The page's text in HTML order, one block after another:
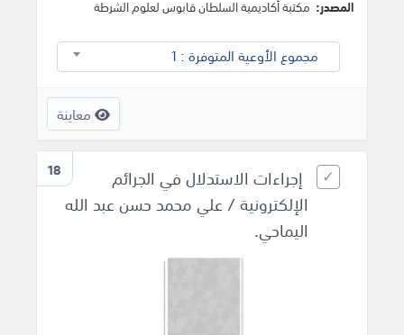
المصدر: مكتبة أكاديمية السلطان قابوس لعلوم الشرطة
مجموع الأوعية المتوفرة : 1
معاينة
18
إجراءات الاستدلال في الجرائم
الإلكترونية / علي محمد حسن عبد الله
اليماحي.